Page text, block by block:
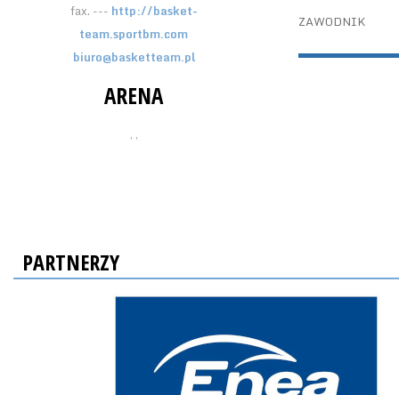
fax. --- http://basket-
team.sportbm.com
biuro@basketteam.pl
ARENA
, ,
ZAWODNIK
PARTNERZY